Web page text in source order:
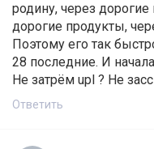
родину, через
дорогие продукты,
Поэтому его так
28 последние. И
Не затрём upl ? Не
Ответить